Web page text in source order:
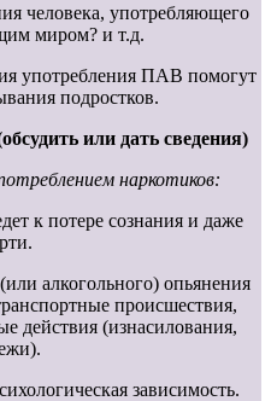
человека, употребляющего
миром? и т.д.
употребления ПАВ помогут
подростков.
или дать сведения)
наркотиков:
к потере сознания и даже
алкогольного) опьянения
происшествия,
действия (изнасилования,
зависимость.